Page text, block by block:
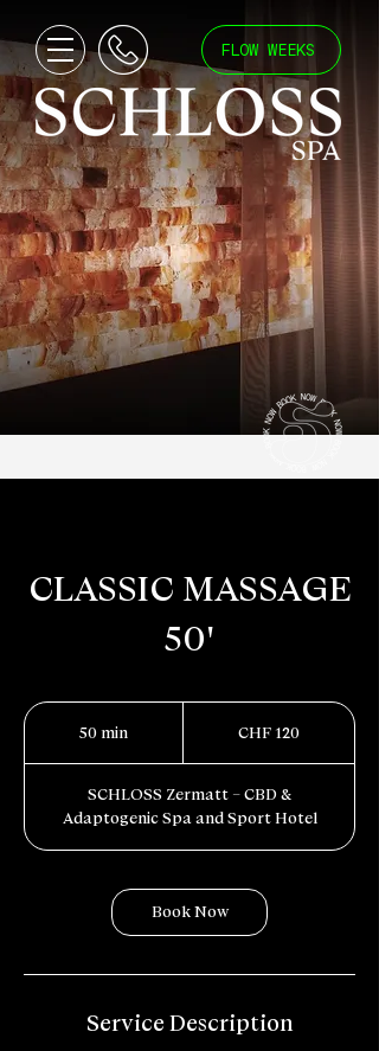
FLOW WEEKS
CLASSIC MASSAGE
50'
50 min
i
n
CHF 120
SCHLOSS Zermatt – CBD &
Adaptogenic Spa and Sport Hotel
Book Now
Service Description